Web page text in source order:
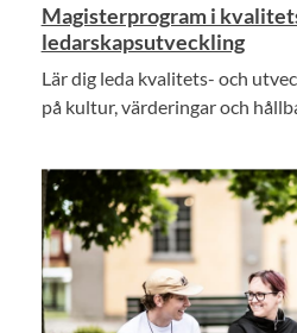
Magisterprogram i
ledarskapsutveckling
Lär dig leda kvalitets- och
på kultur, värderingar och